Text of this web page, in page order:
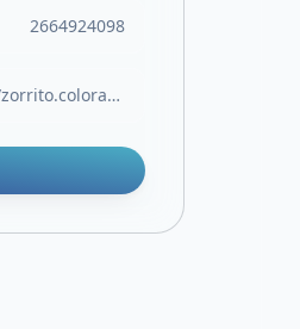
2664924098
https://www.instagram.com/zorrito.colorado.sl/